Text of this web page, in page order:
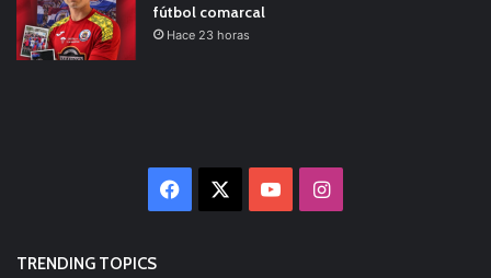
fútbol comarcal
Hace 23 horas
Facebook YouTubeInstagram
TRENDING TOPICS